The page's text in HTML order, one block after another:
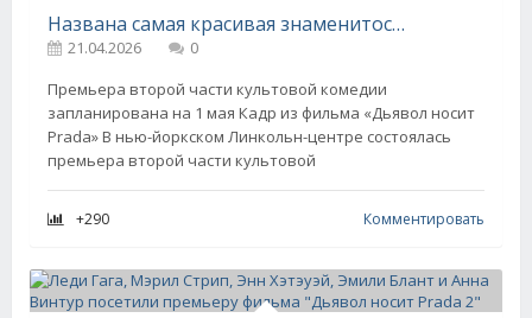
Названа самая красивая знаменитость в мире: 6 фактов о звезде «Дьявол носит Prada» Энн Хэтэуэй
21.04.2026
0
Премьера второй части культовой комедии
запланирована на 1 мая Кадр из фильма «Дьявол носит
Prada» В нью-йоркском Линкольн-центре состоялась
премьера второй части культовой
+290 Комментировать